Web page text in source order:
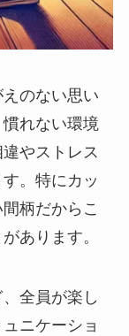
のない思い
れない環境
やストレス
。特にカッ
柄だからこ
あります。
全員が楽し
ニケーショ